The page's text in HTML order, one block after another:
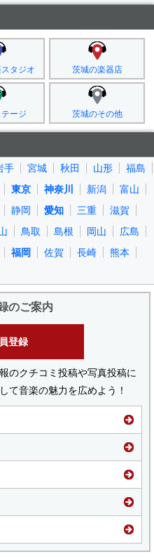
タジオ 茨城の楽器店
ージ 茨城のその他
手 宮城 秋田 山形
福島
東京 神奈川 新潟
富山
静岡 愛知 三重
滋賀
鳥取 島根 岡山
広島
福岡 佐賀 長崎
熊本
のご案内
登録
のクチコミ投稿や写真投稿に
て音楽の魅力を広めよう！